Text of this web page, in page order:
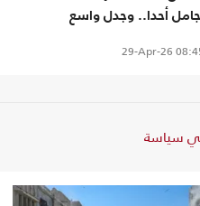
أحدا.. وجدل واسع
29-Apr-26
سياسة